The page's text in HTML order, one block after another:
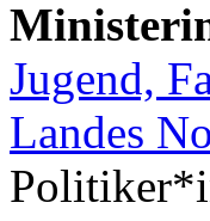
Jugend,
Landes